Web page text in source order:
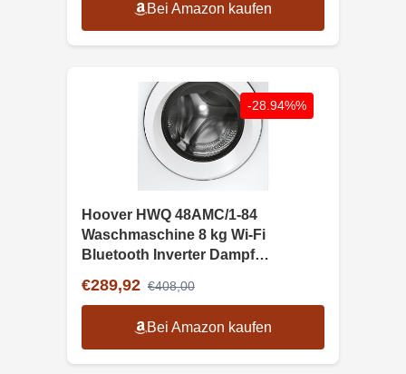
Bei Amazon kaufen
-28.94%%
Hoover HWQ 48AMC/1-84
Waschmaschine 8 kg Wi-Fi
Bluetooth Inverter Dampf
€289,92 €408,00
Bei Amazon kaufen